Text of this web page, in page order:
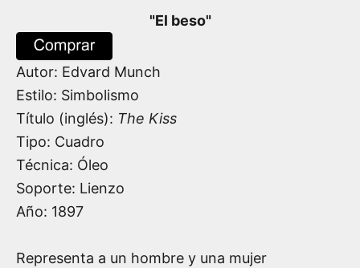
"El beso"
Autor: Edvard Munch
Estilo: Simbolismo
Título (inglés): The Kiss
Tipo: Cuadro
Técnica: Óleo
Soporte: Lienzo
Año: 1897
Representa a un hombre y una mujer